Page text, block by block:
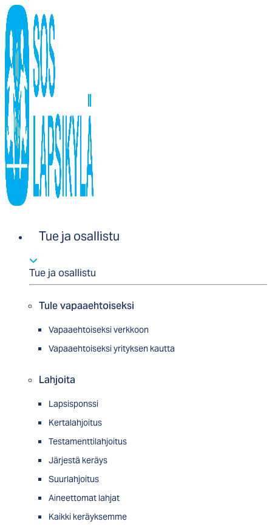
Tue ja osallistu
Tue ja osallistu
Tule vapaaehtoiseksi
Vapaaehtoiseksi verkkoon
Vapaaehtoiseksi yrityksen kautta
Lahjoita
Lapsisponssi
Kertalahjoitus
Testamenttilahjoitus
Järjestä keräys
Suurlahjoitus
Aineettomat lahjat
Kaikki keräyksemme